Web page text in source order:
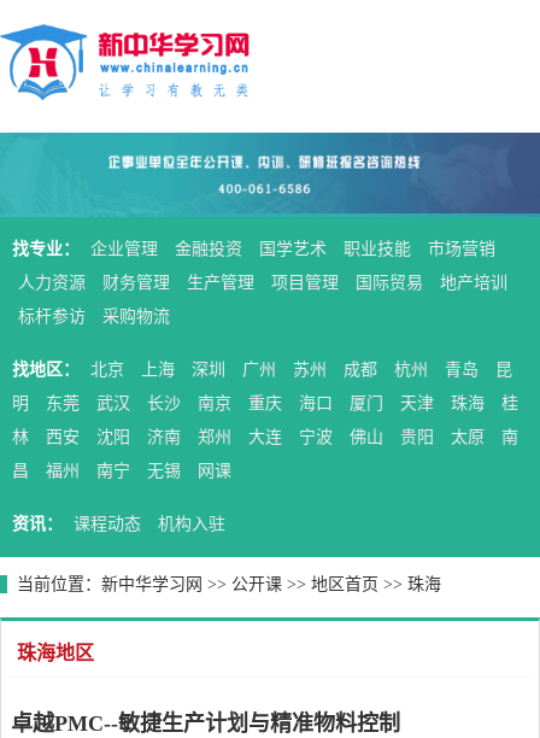
找专业： 企业管理 金融投资 国学艺术 职业技能
市场营销
人力资源
财务管理 生产管理 项目管理 国际贸易
地产培训
标杆参访
采购物流
找地区： 北京 上海 深圳 广州 苏州 成都 杭州 青岛
昆
明
东莞 武汉 长沙 南京 重庆 海口 厦门 天津 珠海
桂
林
西安 沈阳 济南 郑州 大连 宁波 佛山 贵阳 太原
南
昌
福州 南宁 无锡 网课
资讯： 课程动态 机构入驻
当前位置： 新中华学习网 >> 公开课 >> 地区首页 >> 珠海
珠海地区
卓越PMC--敏捷生产计划与精准物料控制